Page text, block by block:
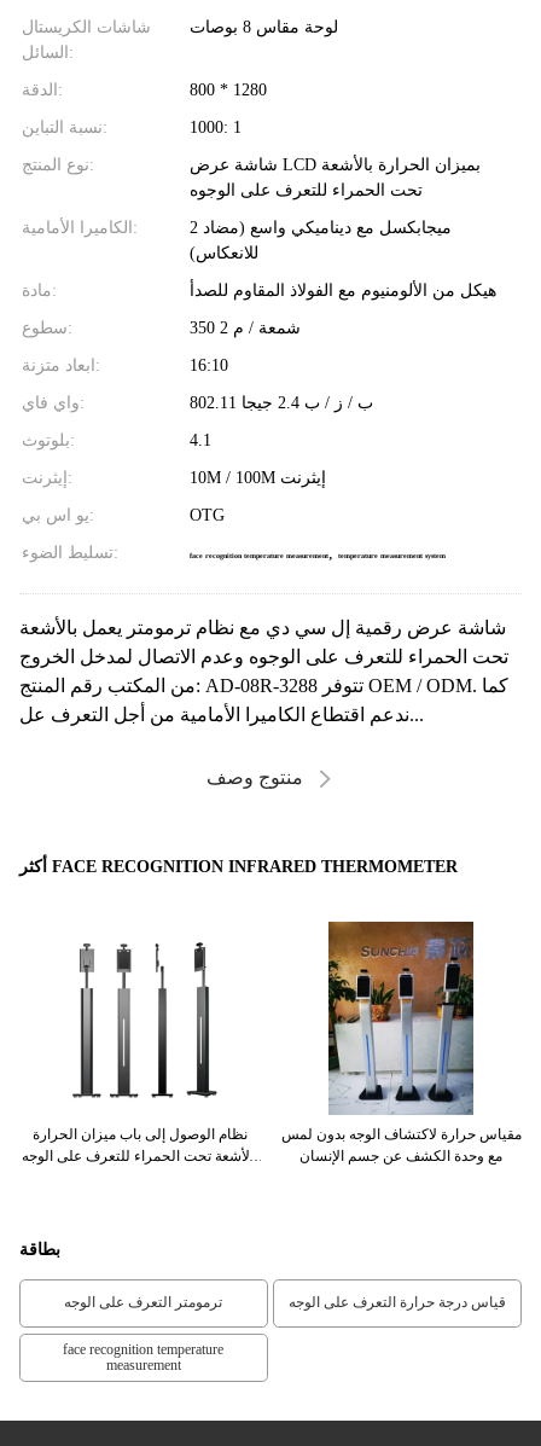
شاشات الكريستال
السائل:
لوحة مقاس 8 بوصات
الدقة: 800 * 1280
نسبة التباين: 1000: 1
نوع المنتج:
شاشة عرض LCD بميزان الحرارة بالأشعة
تحت الحمراء للتعرف على الوجوه
الكاميرا الأمامية:
2 ميجابكسل مع ديناميكي واسع (مضاد
للانعكاس)
مادة: هيكل من الألومنيوم مع الفولاذ المقاوم للصدأ
سطوع: 350 شمعة / م 2
ابعاد متزنة: 16:10
واي فاي: 802.11 ب / ز / ب 2.4 جيجا
بلوتوث: 4.1
إيثرنت: 10M / 100M إيثرنت
يو اس بي: OTG
تسليط الضوء: face recognition temperature measurement, temperature measurement system
شاشة عرض رقمية إل سي دي مع نظام ترمومتر يعمل بالأشعة
تحت الحمراء للتعرف على الوجوه وعدم الاتصال لمدخل الخروج
من المكتب رقم المنتج: AD-08R-3288 تتوفر OEM / ODM. كما
ندعم اقتطاع الكاميرا الأمامية من أجل التعرف عل...
منتوج وصف
أكثر FACE RECOGNITION INFRARED THERMOMETER
نظام الوصول إلى باب ميزان الحرارة
بالأشعة تحت الحمراء للتعرف على الوجه
مقياس حرارة لاكتشاف الوجه بدون لمس
مع وحدة الكشف عن جسم الإنسان
بطاقة
ترمومتر التعرف على الوجه قياس درجة حرارة التعرف على الوجه
face recognition temperature
measurement